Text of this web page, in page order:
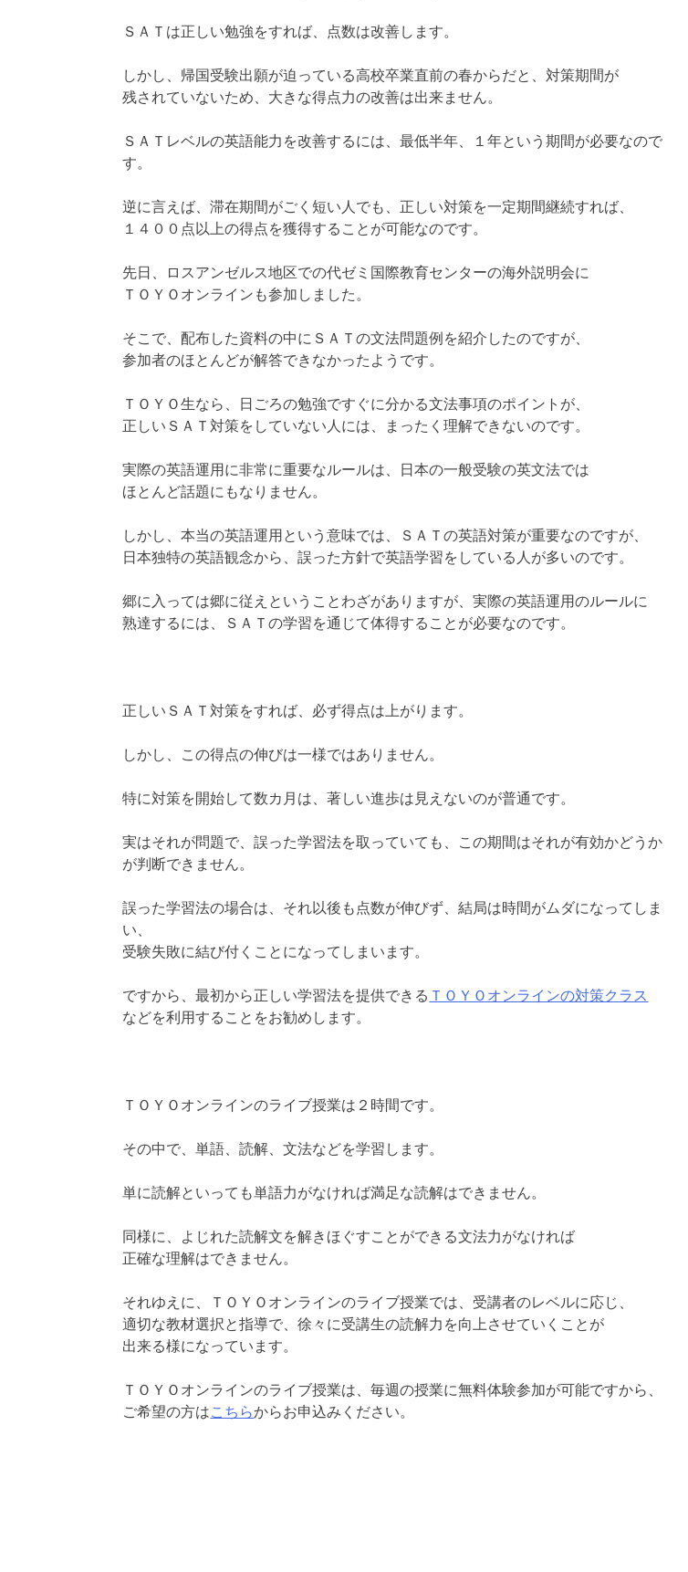
ＳＡＴは正しい勉強をすれば、点数は改善します。
しかし、帰国受験出願が迫っている高校卒業直前の春からだと、対策期間が
残されていないため、大きな得点力の改善は出来ません。
ＳＡＴレベルの英語能力を改善するには、最低半年、１年という期間が必要なので
す。
逆に言えば、滞在期間がごく短い人でも、正しい対策を一定期間継続すれば、
１４００点以上の得点を獲得することが可能なのです。
先日、ロスアンゼルス地区での代ゼミ国際教育センターの海外説明会に
ＴＯＹＯオンラインも参加しました。
そこで、配布した資料の中にＳＡＴの文法問題例を紹介したのですが、
参加者のほとんどが解答できなかったようです。
ＴＯＹＯ生なら、日ごろの勉強ですぐに分かる文法事項のポイントが、
正しいＳＡＴ対策をしていない人には、まったく理解できないのです。
実際の英語運用に非常に重要なルールは、日本の一般受験の英文法では
ほとんど話題にもなりません。
しかし、本当の英語運用という意味では、ＳＡＴの英語対策が重要なのですが、
日本独特の英語観念から、誤った方針で英語学習をしている人が多いのです。
郷に入っては郷に従えということわざがありますが、実際の英語運用のルールに
熟達するには、ＳＡＴの学習を通じて体得することが必要なのです。
正しいＳＡＴ対策をすれば、必ず得点は上がります。
しかし、この得点の伸びは一様ではありません。
特に対策を開始して数カ月は、著しい進歩は見えないのが普通です。
実はそれが問題で、誤った学習法を取っていても、この期間はそれが有効かどうか
が判断できません。
誤った学習法の場合は、それ以後も点数が伸びず、結局は時間がムダになってしま
い、
受験失敗に結び付くことになってしまいます。
ですから、最初から正しい学習法を提供できる ＴＯＹＯオンラインの対策クラス
などを利用することをお勧めします。
ＴＯＹＯオンラインのライブ授業は２時間です。
その中で、単語、読解、文法などを学習します。
単に読解といっても単語力がなければ満足な読解はできません。
同様に、よじれた読解文を解きほぐすことができる文法力がなければ
正確な理解はできません。
それゆえに、ＴＯＹＯオンラインのライブ授業では、受講者のレベルに応じ、
適切な教材選択と指導で、徐々に受講生の読解力を向上させていくことが
出来る様になっています。
ＴＯＹＯオンラインのライブ授業は、毎週の授業に無料体験参加が可能ですから、
ご希望の方はこちらからお申込みください。